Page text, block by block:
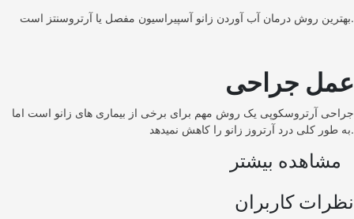
بهترین روش درمان آب آوردن زانو آسپیراسیون مفصل یا آرتروسنتز است.
عمل جراحی
جراحی آرتروسکوپی یک روش مهم برای برخی از بیماری های زانو است اما
به طور کلی درد آرتروز زانو را کاهش نمیدهد.
مشاهده بیشتر
نظرات کاربران